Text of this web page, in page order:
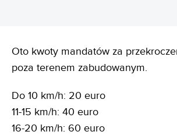
Oto kwoty mandatów za
poza terenem zabudowanym.
Do 10 km/h: 20 euro
11-15 km/h: 40 euro
16-20 km/h: 60 euro